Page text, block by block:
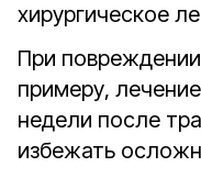
хирургическое
При
примеру,
недели после
избежать